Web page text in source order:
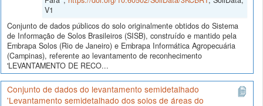
V1
Conjunto de dados públicos do solo originalmente obtidos do Sistema
de Informação de Solos Brasileiros (SISB), construído e mantido pela
Embrapa Solos (Rio de Janeiro) e Embrapa Informática Agropecuária
(Campinas), referente ao levantamento de reconhecimento
'LEVANTAMENTO DE RECO...
Conjunto de dados do levantamento semidetalhado
'Levantamento semidetalhado dos solos de áreas do